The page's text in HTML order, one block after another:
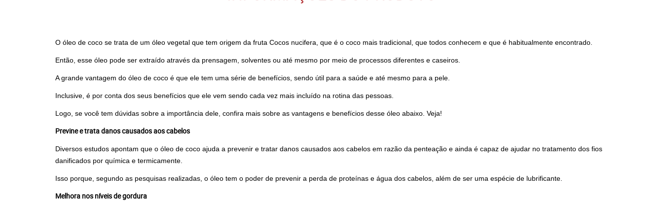
O óleo de coco se trata de um óleo vegetal que tem origem da fruta Cocos nucifera, que é o coco mais tradicional, que todos conhecem e que é habitualmente encontrado.
Então, esse óleo pode ser extraído através da prensagem, solventes ou até mesmo por meio de processos diferentes e caseiros.
A grande vantagem do óleo de coco é que ele tem uma série de benefícios, sendo útil para a saúde e até mesmo para a pele.
Inclusive, é por conta dos seus benefícios que ele vem sendo cada vez mais incluído na rotina das pessoas.
Logo, se você tem dúvidas sobre a importância dele, confira mais sobre as vantagens e benefícios desse óleo abaixo. Veja!
Previne e trata danos causados aos cabelos
Diversos estudos apontam que o óleo de coco ajuda a prevenir e tratar danos causados aos cabelos em razão da penteação e ainda é capaz de ajudar no tratamento dos fios
danificados por química e termicamente.
Isso porque, segundo as pesquisas realizadas, o óleo tem o poder de prevenir a perda de proteínas e água dos cabelos, além de ser uma espécie de lubrificante.
Melhora nos níveis de gordura